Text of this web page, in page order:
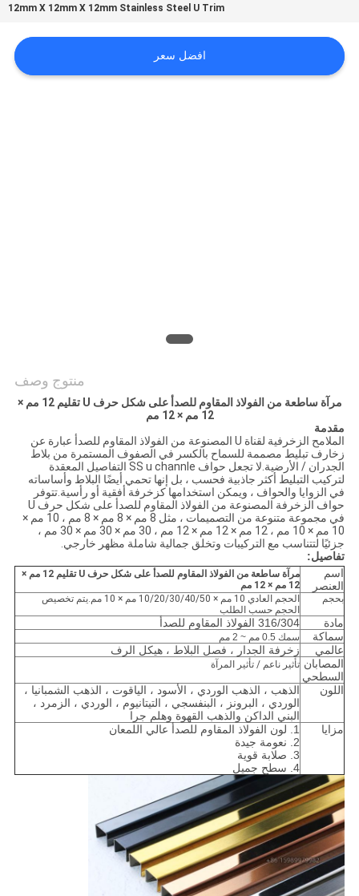
خريطة
الموقع
12mm X 12mm X 12mm Stainless Steel U Trim
افضل سعر
منتوج وصف
مرآة ساطعة من الفولاذ المقاوم للصدأ على شكل حرف U تقليم 12 مم ×
12 مم × 12 مم
مقدمة
الملامح الزخرفية لقناة U المصنوعة من الفولاذ المقاوم للصدأ عبارة عن
زخارف تبليط مصممة للسماح بالكسر في الصفوف المستمرة من بلاط
الجدران / الأرضية.لا تجعل حواف SS u channle التفاصيل المعقدة
لتركيب التبليط أكثر جاذبية فحسب ، بل إنها تحمي أيضًا البلاط وأساساته
في الزوايا والحواف ، ويمكن استخدامها كزخرفة أفقية أو رأسية.تتوفر
حواف الزخرفة المصنوعة من الفولاذ المقاوم للصدأ على شكل حرف U
في مجموعة متنوعة من التصميمات ، مثل 8 مم × 8 مم × 8 مم ، 10 مم ×
10 مم × 10 مم ، 12 مم × 12 مم × 12 مم ، 30 مم × 30 مم × 30 مم ،
جزئيًا لتتناسب مع التركيبات وتخلق جمالية شاملة مظهر خارجي.
تفاصيل:
اسم
العنصر
مرآة ساطعة من الفولاذ المقاوم للصدأ على شكل حرف U تقليم 12 مم ×
12 مم × 12 مم
بحجم
الحجم العادي 10 مم × 10/20/30/40/50 مم × 10 مم.يتم تخصيص
الحجم حسب الطلب
مادة
316/304 الفولاذ المقاوم للصدأ
سماكة
سمك 0.5 مم ~ 2 مم
عالمي
زخرفة الجدار ، فصل البلاط ، هيكل الرف
المصابان
السطحي
تأثير ناعم / تأثير المرآة
اللون
الذهب ، الذهب الوردي ، الأسود ، الياقوت ، الذهب الشمبانيا ،
الوردي ، البرونز ، البنفسجي ، التيتانيوم ، الوردي ، الزمرد ،
البني الداكن والذهب القهوة وهلم جرا
مزايا
1. لون الفولاذ المقاوم للصدأ عالي اللمعان
2. نعومة جيدة
3. صلابة قوية
4. سطح جميل